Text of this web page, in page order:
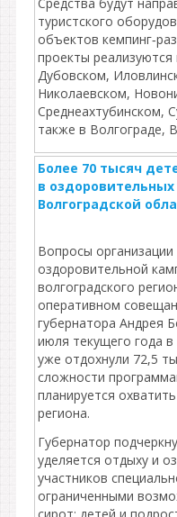
туристского
объектов
проекты
Дубовском,
Николаевском,
Среднеахтубинском,
также в Волгограде,
Более 70 тысяч
в
Волгоградской
Вопросы организации
оздоровительной
волгоградского
оперативном
губернатора Андрея
июля текущего года в
уже отдохнули 72,5
сложности
планируется
региона.
Губернатор
уделяется отдыху и
участников
ограниченными